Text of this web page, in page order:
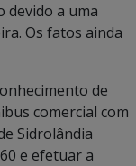
devido a uma
Os fatos ainda
de
comercial com
Sidrolândia
e efetuar a